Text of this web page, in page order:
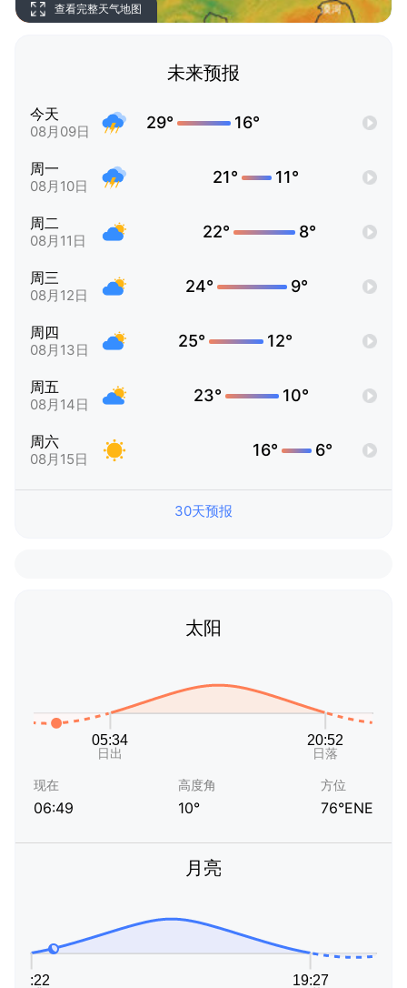
查看完整天气地图
未来预报
今天
08月09日 29° 16°
周一
08月10日 21° 11°
周二
08月11日 22° 8°
周三
08月12日 24° 9°
周四
08月13日 25° 12°
周五
08月14日 23° 10°
周六
08月15日 16° 6°
30天预报
太阳
现在
06:49
高度角
10°
方位
76°ENE
月亮